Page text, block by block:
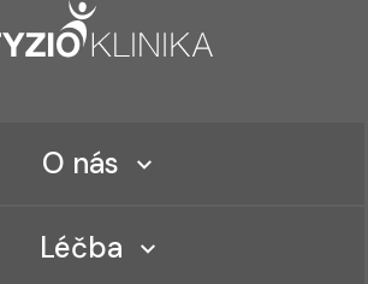
O nás
Léčba